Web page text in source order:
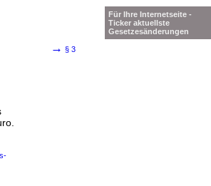
→ § 3
Für Ihre Internetseite -
Ticker aktuellste
Gesetzesänderungen